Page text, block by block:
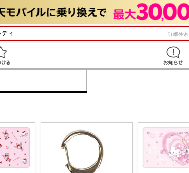
詳細検索